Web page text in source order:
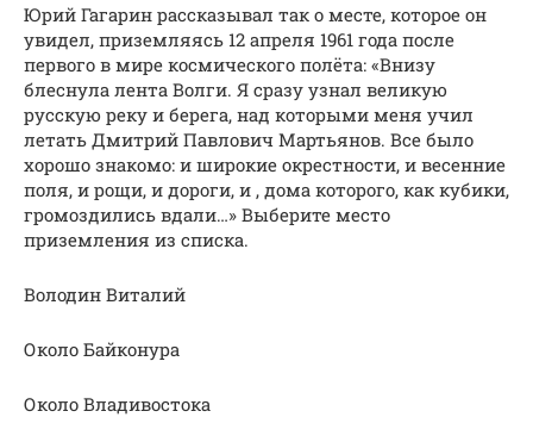
Юрий Гагарин рассказывал так о месте, которое он
увидел, приземляясь 12 апреля 1961 года после
первого в мире космического полёта: «Внизу
блеснула лента Волги. Я сразу узнал великую
русскую реку и берега, над которыми меня учил
летать Дмитрий Павлович Мартьянов. Все было
хорошо знакомо: и широкие окрестности, и весенние
поля, и рощи, и дороги, и , дома которого, как кубики,
громоздились вдали…» Выберите место
приземления из списка.
Володин Виталий
Около Байконура
Около Владивостока